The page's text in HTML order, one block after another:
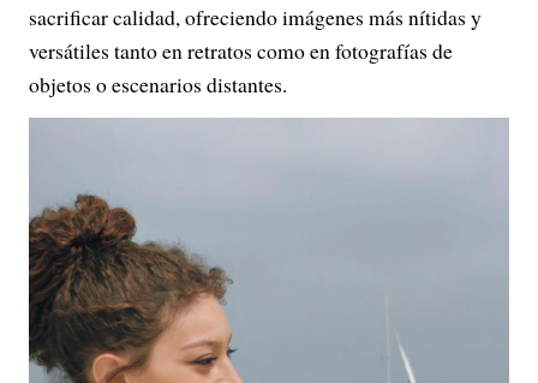
sacrificar calidad, ofreciendo imágenes más nítidas y
versátiles tanto en retratos como en fotografías de
objetos o escenarios distantes.